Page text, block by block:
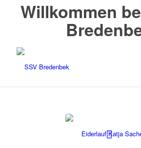
Willkommen